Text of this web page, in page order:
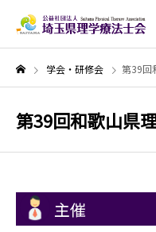
学会・研修会 第39回
第39回和歌山県
主催